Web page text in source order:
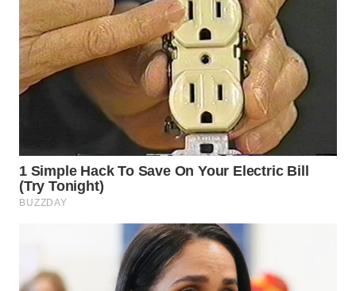
WN
BOROBUDUR
WN
MADURA
SURABAYA
WN
NATUNA
BINTAN